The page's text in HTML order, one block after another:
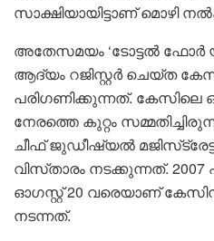
സാക്ഷിയായിട്ടാണ് മൊഴി
അതേസമയം ‘ടോട്ടൽ ഫോർ
ആദ്യം റജിസ്റ്റർ ചെയ്ത
പരിഗണിക്കുന്നത്. കേസിലെ
നേരത്തെ കുറ്റം
ചീഫ് ജുഡീഷ്യൽ
വിസ്‌താരം നടക്കുന്നത്.
ഓഗസ്റ്റ് 20 വരെയാണ്
നടന്നത്.